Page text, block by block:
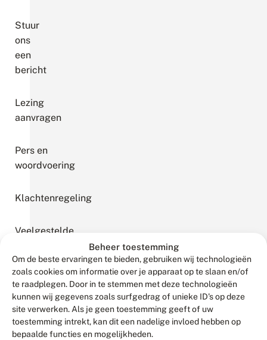
Beheer toestemming
Om de beste ervaringen te bieden, gebruiken wij technologieën
zoals cookies om informatie over je apparaat op te slaan en/of
te raadplegen. Door in te stemmen met deze technologieën
kunnen wij gegevens zoals surfgedrag of unieke ID's op deze
site verwerken. Als je geen toestemming geeft of uw
toestemming intrekt, kan dit een nadelige invloed hebben op
bepaalde functies en mogelijkheden.
Stuur
ons
een
bericht
Lezing
aanvragen
Pers en
woordvoering
Klachtenregeling
Veelgestelde
ANBI
gegevens
en